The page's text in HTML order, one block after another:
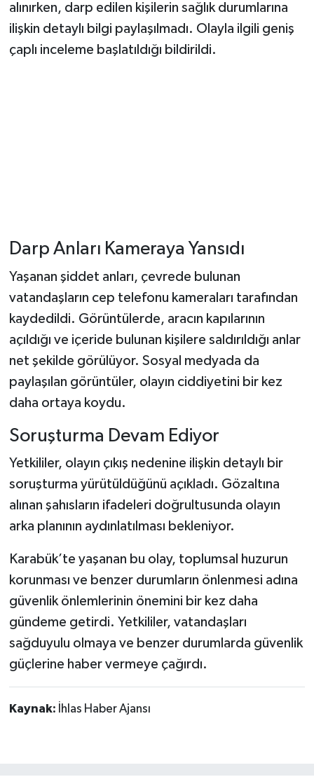
alınırken, darp edilen kişilerin sağlık durumlarına
ilişkin detaylı bilgi paylaşılmadı. Olayla ilgili geniş
çaplı inceleme başlatıldığı bildirildi.
Darp Anları Kameraya Yansıdı
Yaşanan şiddet anları, çevrede bulunan
vatandaşların cep telefonu kameraları tarafından
kaydedildi. Görüntülerde, aracın kapılarının
açıldığı ve içeride bulunan kişilere saldırıldığı anlar
net şekilde görülüyor. Sosyal medyada da
paylaşılan görüntüler, olayın ciddiyetini bir kez
daha ortaya koydu.
Soruşturma Devam Ediyor
Yetkililer, olayın çıkış nedenine ilişkin detaylı bir
soruşturma yürütüldüğünü açıkladı. Gözaltına
alınan şahısların ifadeleri doğrultusunda olayın
arka planının aydınlatılması bekleniyor.
Karabük’te yaşanan bu olay, toplumsal huzurun
korunması ve benzer durumların önlenmesi adına
güvenlik önlemlerinin önemini bir kez daha
gündeme getirdi. Yetkililer, vatandaşları
sağduyulu olmaya ve benzer durumlarda güvenlik
güçlerine haber vermeye çağırdı.
Kaynak: İhlas Haber Ajansı